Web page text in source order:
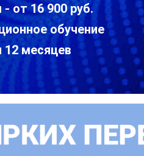
от 16 900 руб.
обучение
12 месяцев